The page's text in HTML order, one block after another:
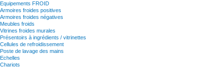
Equipements FROID
Armoires froides positives
Armoires froides négatives
Meubles froids
Vitrines froides murales
Présentoirs à ingrédients / vitrinettes
Cellules de refroidissement
Poste de lavage des mains
Echelles
Chariots